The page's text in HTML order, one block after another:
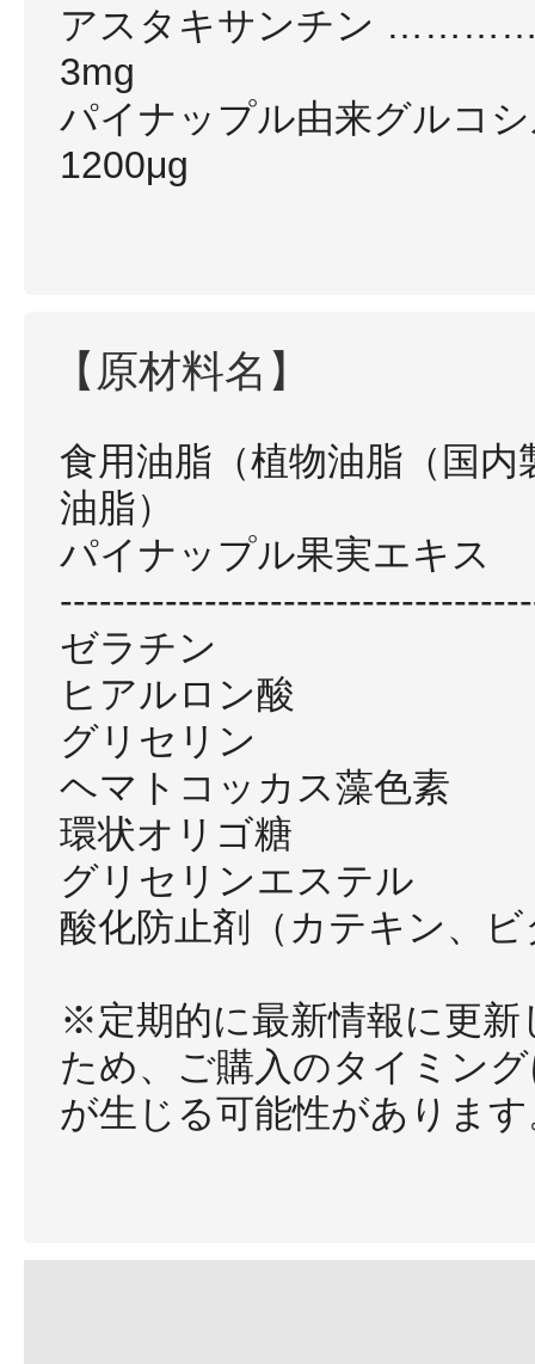
アスタキサンチン
3mg
パイナップル由来グルコ
1200μg
【原材料名】
食用油脂（植物油脂（国内
油脂）
パイナップル果実エキス
ゼラチン
ヒアルロン酸
グリセリン
ヘマトコッカス藻色素
環状オリゴ糖
グリセリンエステル
酸化防止剤（カテキン、
※定期的に最新情報に更新
ため、ご購入のタイミン
が生じる可能性がありま